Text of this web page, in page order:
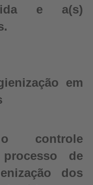
e a(s)
em
controle
de
dos